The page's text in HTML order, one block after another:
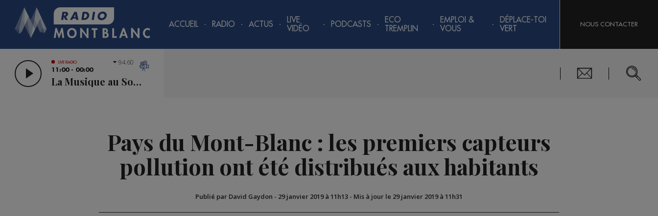
ACCUEIL RADIO ACTUS
LIVE
VIDÉO
PODCASTS
ECO
TREMPLIN
EMPLOI &
VOUS
DÉPLACE-TOI
VERT
NOUS CONTACTER
LIVE RADIO
11:00 - 00:00
La Musique au Sommet
94.60
Pays du Mont-Blanc : les premiers capteurs
pollution ont été distribués aux habitants
Publié par David Gaydon - 29 janvier 2019 à 11h13 - Mis à jour le 29 janvier 2019 à 11h31